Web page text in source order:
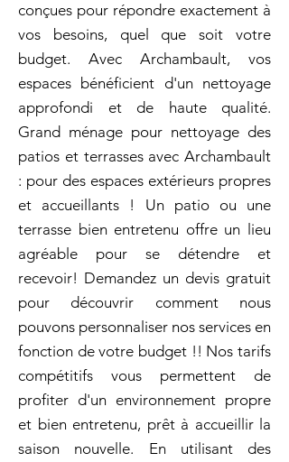
conçues pour répondre exactement à
vos besoins, quel que soit votre
budget. Avec Archambault, vos
espaces bénéficient d'un nettoyage
approfondi et de haute qualité.
Grand ménage pour nettoyage des
patios et terrasses avec Archambault
: pour des espaces extérieurs propres
et accueillants ! Un patio ou une
terrasse bien entretenu offre un lieu
agréable pour se détendre et
recevoir! Demandez un devis gratuit
pour découvrir comment nous
pouvons personnaliser nos services en
fonction de votre budget !! Nos tarifs
compétitifs vous permettent de
profiter d'un environnement propre
et bien entretenu, prêt à accueillir la
saison nouvelle. En utilisant des